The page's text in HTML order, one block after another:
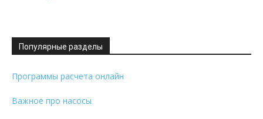
Популярные разделы
Программы расчета онлайн
Важное про насосы